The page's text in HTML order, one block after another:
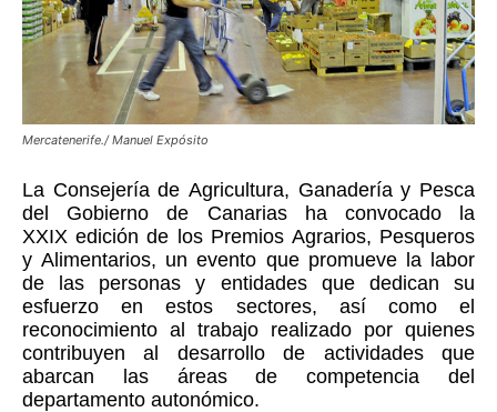
Mercatenerife./ Manuel Expósito
La Consejería de Agricultura, Ganadería y Pesca
del Gobierno de Canarias ha convocado la
XXIX edición de los Premios Agrarios, Pesqueros
y Alimentarios, un evento que promueve la labor
de las personas y entidades que dedican su
esfuerzo en estos sectores, así como el
reconocimiento al trabajo realizado por quienes
contribuyen al desarrollo de actividades que
abarcan las áreas de competencia del
departamento autonómico.